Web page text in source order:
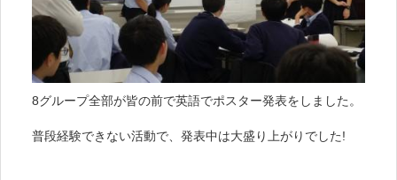
8グループ全部が皆の前で英語でポスター発表をしました。
普段経験できない活動で、発表中は大盛り上がりでした!